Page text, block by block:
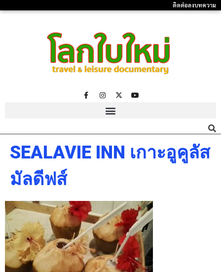
ติดต่อลงบทความ
SEALAVIE INN เกาะอูคูลัส
มัลดีฟส์